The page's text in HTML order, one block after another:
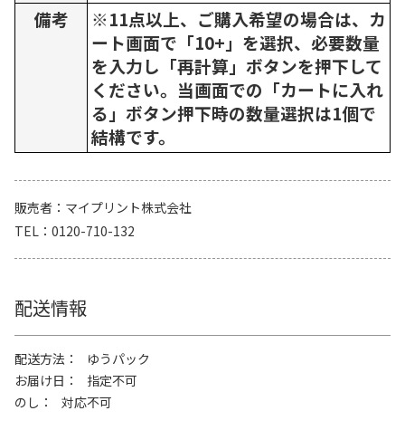
備考
※11点以上、ご購入希望の場合は、カ
ート画面で「10+」を選択、必要数量
を入力し「再計算」ボタンを押下して
ください。当画面での「カートに入れ
る」ボタン押下時の数量選択は1個で
結構です。
販売者
マイプリント株式会社
TEL
0120-710-132
配送情報
配送方法
ゆうパック
お届け日
指定不可
のし
対応不可